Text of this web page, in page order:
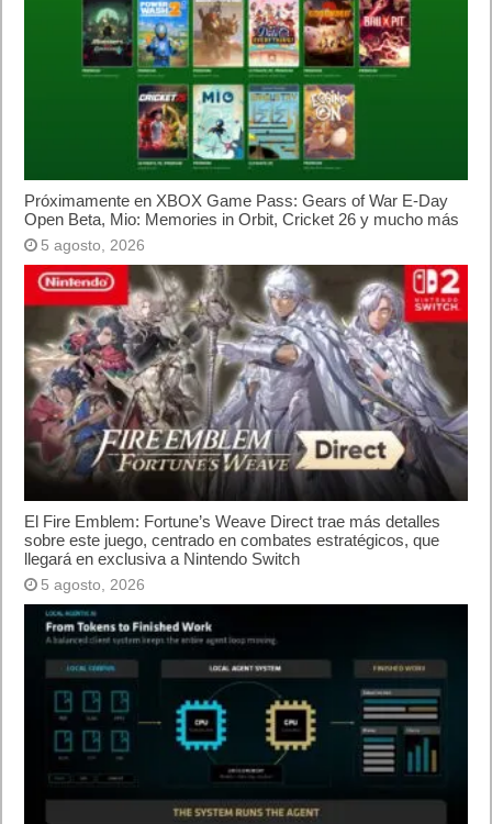
Próximamente en XBOX Game Pass: Gears of War E-Day
Open Beta, Mio: Memories in Orbit, Cricket 26 y mucho más
5 agosto, 2026
El Fire Emblem: Fortune’s Weave Direct trae más detalles
sobre este juego, centrado en combates estratégicos, que
llegará en exclusiva a Nintendo Switch
5 agosto, 2026